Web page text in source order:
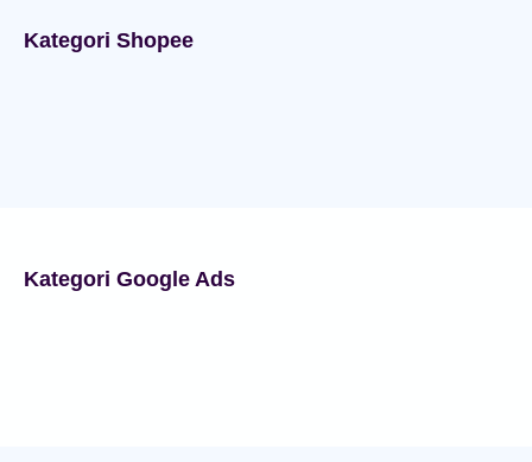
Kategori Shopee
Kategori Google Ads